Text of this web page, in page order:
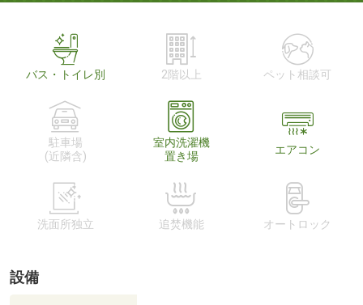
バス・トイレ別 2階以上 ペット相談可
駐車場
(近隣含)
室内洗濯機
置き場
エアコン
洗面所独立 追焚機能 オートロック
設備